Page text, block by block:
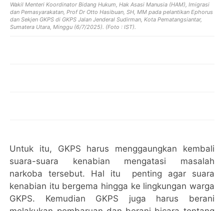
Wakil Menteri Koordinator Bidang Hukum, Hak Asasi Manusia (HAM), Imigrasi
dan Pemasyarakatan, Prof Dr Otto Hasibuan, SH, MM pada pelantikan Ephorus
dan Sekjen GKPS di GKPS Jalan Jenderal Sudirman, Kota Pematangsiantar,
Sumatera Utara, Minggu (6/7/2025). (Foto : IST).
Untuk itu, GKPS harus menggaungkan kembali
suara-suara kenabian mengatasi masalah
narkoba tersebut. Hal itu penting agar suara
kenabian itu bergema hingga ke lingkungan warga
GKPS. Kemudian GKPS juga harus berani